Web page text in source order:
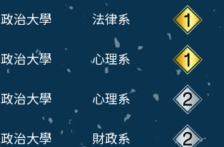
政治大學 法律系
政治大學 心理系
政治大學 心理系
政治大學 財政系